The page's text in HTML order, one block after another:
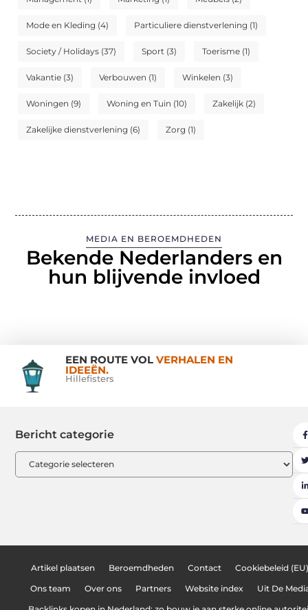
Mode en Kleding (4) Particuliere dienstverlening (1)
Society / Holidays (37) Sport (3) Toerisme (1)
Vakantie (3) Verbouwen (1) Winkelen (3)
Woningen (9) Woning en Tuin (10) Zakelijk (2)
Zakelijke dienstverlening (6) Zorg (1)
MEDIA EN BEROEMDHEDEN
Bekende Nederlanders en
hun blijvende invloed
EEN ROUTE VOL VERHALEN EN
IDEEËN.
Hillefisters
Bericht categorie
Artikel plaatsen Beroemdheden Contact Cookiebeleid (EU)
Ons team Over ons Partners Website index Uit De